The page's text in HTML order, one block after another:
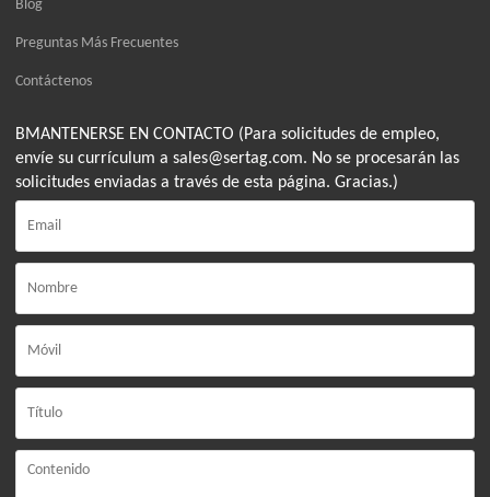
Blog
Preguntas Más Frecuentes
Contáctenos
BMANTENERSE EN CONTACTO (Para solicitudes de empleo,
envíe su currículum a sales@sertag.com. No se procesarán las
solicitudes enviadas a través de esta página. Gracias.)